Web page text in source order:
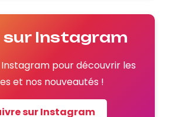
Instagram
Instagram pour découvrir les
et nos nouveautés !
sur Instagram